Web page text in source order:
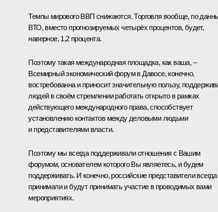
Темпы мирового ВВП снижаются. Торговля вообще, по
ВТО, вместо прогнозируемых четырёх процентов, будет,
наверное, 1,2 процента.
Поэтому такая международная площадка, как ваша, –
Всемирный экономический форум в Давосе, конечно,
востребованна и приносит значительную пользу,
людей в своём стремлении работать открыто в рамках
действующего международного права, способствует
установлению контактов между деловыми людьми
и представителями власти.
Поэтому мы всегда поддерживали отношения с Вашим
форумом, основателем которого Вы являетесь, и будем
поддерживать. И конечно, российские представители всегда
принимали и будут принимать участие в проводимых вами
мероприятиях.